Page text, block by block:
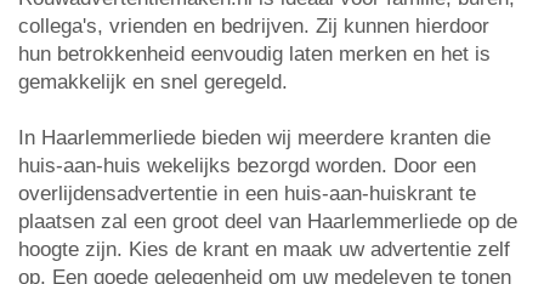
collega's, vrienden en bedrijven. Zij kunnen hierdoor
hun betrokkenheid eenvoudig laten merken en het is
gemakkelijk en snel geregeld.
In Haarlemmerliede bieden wij meerdere kranten die
huis-aan-huis wekelijks bezorgd worden. Door een
overlijdensadvertentie in een huis-aan-huiskrant te
plaatsen zal een groot deel van Haarlemmerliede op de
hoogte zijn. Kies de krant en maak uw advertentie zelf
op. Een goede gelegenheid om uw medeleven te tonen